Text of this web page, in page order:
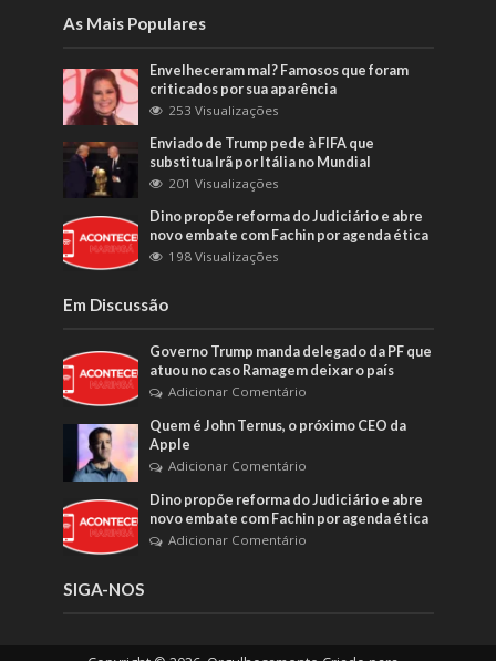
As Mais Populares
Envelheceram mal? Famosos que foram
criticados por sua aparência
253 Visualizações
Enviado de Trump pede à FIFA que
substitua Irã por Itália no Mundial
201 Visualizações
Dino propõe reforma do Judiciário e abre
novo embate com Fachin por agenda ética
198 Visualizações
Em Discussão
Governo Trump manda delegado da PF que
atuou no caso Ramagem deixar o país
Adicionar Comentário
Quem é John Ternus, o próximo CEO da
Apple
Adicionar Comentário
Dino propõe reforma do Judiciário e abre
novo embate com Fachin por agenda ética
Adicionar Comentário
SIGA-NOS